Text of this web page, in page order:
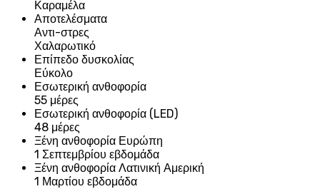
Καραμέλα
Αποτελέσματα
Αντι-στρες
Χαλαρωτικό
Επίπεδο δυσκολίας
Εύκολο
Εσωτερική ανθοφορία
55 μέρες
Εσωτερική ανθοφορία (LED)
48 μέρες
Ξένη ανθοφορία Ευρώπη
1 Σεπτεμβρίου εβδομάδα
Ξένη ανθοφορία Λατινική Αμερική
1 Μαρτίου εβδομάδα